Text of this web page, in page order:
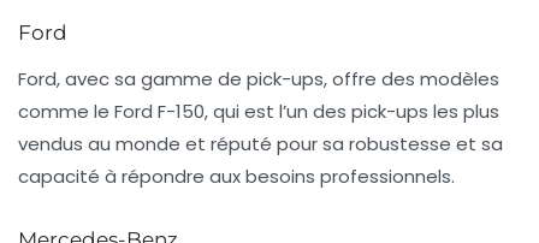
Ford
Ford, avec sa gamme de pick-ups, offre des modèles
comme le Ford F-150, qui est l’un des pick-ups les plus
vendus au monde et réputé pour sa robustesse et sa
capacité à répondre aux besoins professionnels.